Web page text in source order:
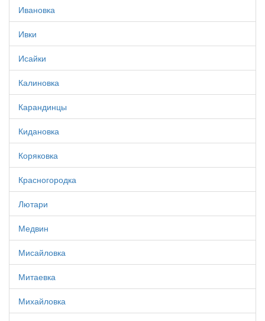
Ивановка
Ивки
Исайки
Калиновка
Карандинцы
Кидановка
Коряковка
Красногородка
Лютари
Медвин
Мисайловка
Митаевка
Михайловка